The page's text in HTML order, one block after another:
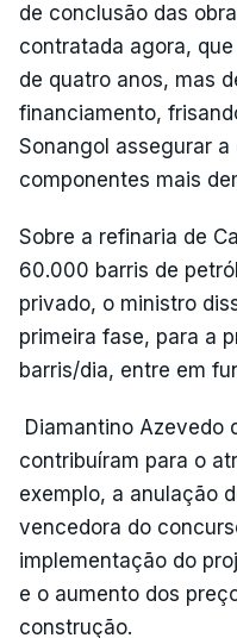
de conclusão das
contratada agora,
de quatro anos, mas
financiamento,
Sonangol assegurar
componentes mais
Sobre a refinaria de
60.000 barris de
privado, o ministro
primeira fase, para a
barris/dia, entre em
Diamantino Azevedo
contribuíram para o
exemplo, a anulação
vencedora do
implementação do
e o aumento dos
construção.